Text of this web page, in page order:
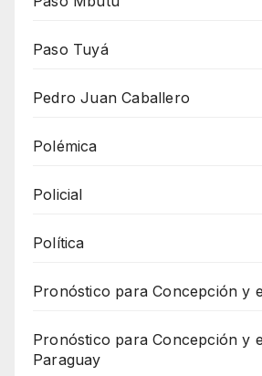
Paso Tuyá
Pedro Juan Caballero
Polémica
Policial
Política
Pronóstico para Concepción y
Pronóstico para Concepción y
Paraguay